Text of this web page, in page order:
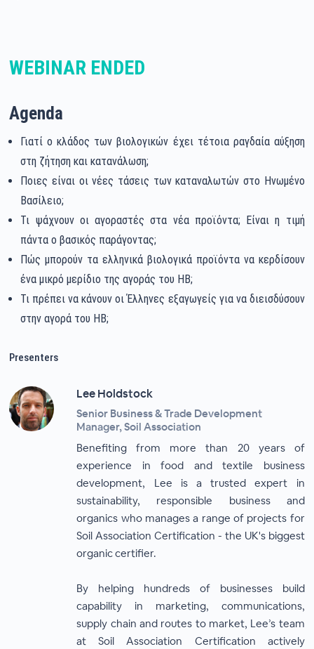
WEBINAR ENDED
Agenda
Γιατί ο κλάδος των βιολογικών έχει τέτοια ραγδαία αύξηση
στη ζήτηση και κατανάλωση;
Ποιες είναι οι νέες τάσεις των καταναλωτών στο Ηνωμένο
Βασίλειο;
Τι ψάχνουν οι αγοραστές στα νέα προϊόντα; Είναι η τιμή
πάντα ο βασικός παράγοντας;
Πώς μπορούν τα ελληνικά βιολογικά προϊόντα να κερδίσουν
ένα μικρό μερίδιο της αγοράς του ΗΒ;
Τι πρέπει να κάνουν οι Έλληνες εξαγωγείς για να διεισδύσουν
στην αγορά του ΗΒ;
Presenters
Lee Holdstock
Senior Business & Trade Development
Manager, Soil Association
Benefiting from more than 20 years of
experience in food and textile business
development, Lee is a trusted expert in
sustainability, responsible business and
organics who manages a range of projects for
Soil Association Certification - the UK's biggest
organic certifier.
By helping hundreds of businesses build
capability in marketing, communications,
supply chain and routes to market, Lee’s team
at Soil Association Certification actively